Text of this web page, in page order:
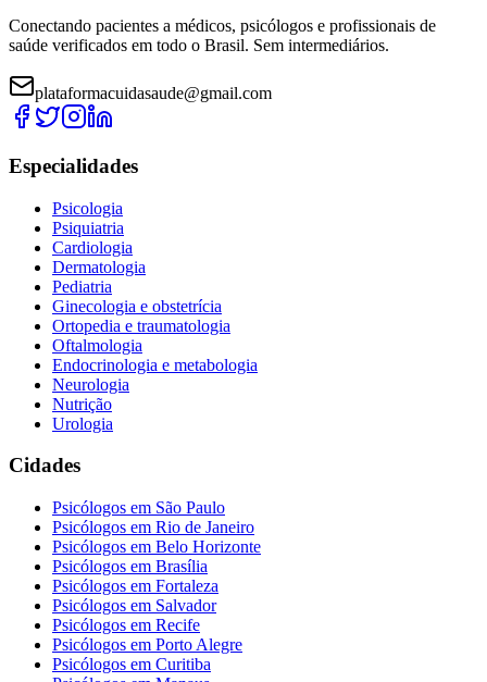
Conectando pacientes a médicos, psicólogos e profissionais de
saúde verificados em todo o Brasil. Sem intermediários.
plataformacuidasaude@gmail.com
Especialidades
Psicologia
Psiquiatria
Cardiologia
Dermatologia
Pediatria
Ginecologia e obstetrícia
Ortopedia e traumatologia
Oftalmologia
Endocrinologia e metabologia
Neurologia
Nutrição
Urologia
Cidades
Psicólogos em São Paulo
Psicólogos em Rio de Janeiro
Psicólogos em Belo Horizonte
Psicólogos em Brasília
Psicólogos em Fortaleza
Psicólogos em Salvador
Psicólogos em Recife
Psicólogos em Porto Alegre
Psicólogos em Curitiba